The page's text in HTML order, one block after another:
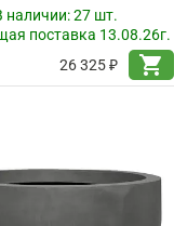
наличии:27 шт.
поставка 13.08.26г.
26 325 ₽
shopping_cart